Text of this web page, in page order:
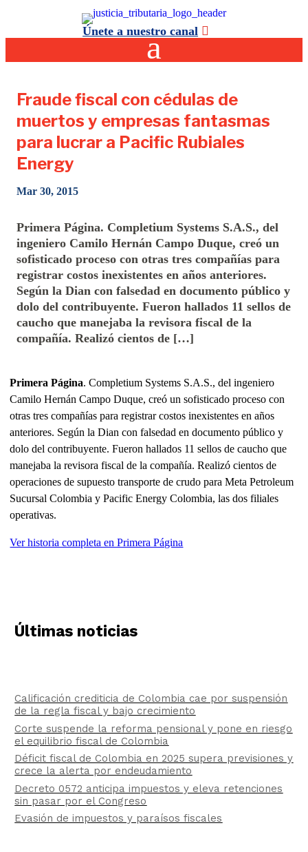
Únete a nuestro canal
Fraude fiscal con cédulas de
muertos y empresas fantasmas
para lucrar a Pacific Rubiales
Energy
Mar 30, 2015
Primera Página. Completium Systems S.A.S., del
ingeniero Camilo Hernán Campo Duque, creó un
sofisticado proceso con otras tres compañías para
registrar costos inexistentes en años anteriores.
Según la Dian con falsedad en documento público y
dolo del contribuyente. Fueron hallados 11 sellos de
caucho que manejaba la revisora fiscal de la
compañía. Realizó cientos de […]
Primera Página. Completium Systems S.A.S., del ingeniero
Camilo Hernán Campo Duque, creó un sofisticado proceso con
otras tres compañías para registrar costos inexistentes en años
anteriores. Según la Dian con falsedad en documento público y
dolo del contribuyente. Fueron hallados 11 sellos de caucho que
manejaba la revisora fiscal de la compañía. Realizó cientos de
operaciones de supuesto transporte de crudo para Meta Petroleum
Sucursal Colombia y Pacific Energy Colombia, las dos filiales
operativas.
Ver historia completa en Primera Página
Últimas noticias
Calificación crediticia de Colombia cae por suspensión
de la regla fiscal y bajo crecimiento
Corte suspende la reforma pensional y pone en riesgo
el equilibrio fiscal de Colombia
Déficit fiscal de Colombia en 2025 supera previsiones y
crece la alerta por endeudamiento
Decreto 0572 anticipa impuestos y eleva retenciones
sin pasar por el Congreso
Evasión de impuestos y paraísos fiscales